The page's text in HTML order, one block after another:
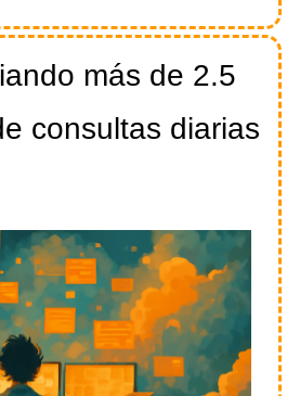
más de 2.5
consultas diarias